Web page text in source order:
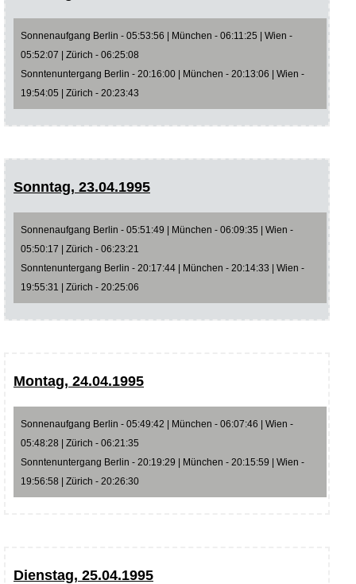
Sonnenaufgang Berlin - 05:53:56 | München - 06:11:25 | Wien -
05:52:07 | Zürich - 06:25:08
Sonntenuntergang Berlin - 20:16:00 | München - 20:13:06 | Wien -
19:54:05 | Zürich - 20:23:43
Sonntag, 23.04.1995
Sonnenaufgang Berlin - 05:51:49 | München - 06:09:35 | Wien -
05:50:17 | Zürich - 06:23:21
Sonntenuntergang Berlin - 20:17:44 | München - 20:14:33 | Wien -
19:55:31 | Zürich - 20:25:06
Montag, 24.04.1995
Sonnenaufgang Berlin - 05:49:42 | München - 06:07:46 | Wien -
05:48:28 | Zürich - 06:21:35
Sonntenuntergang Berlin - 20:19:29 | München - 20:15:59 | Wien -
19:56:58 | Zürich - 20:26:30
Dienstag, 25.04.1995